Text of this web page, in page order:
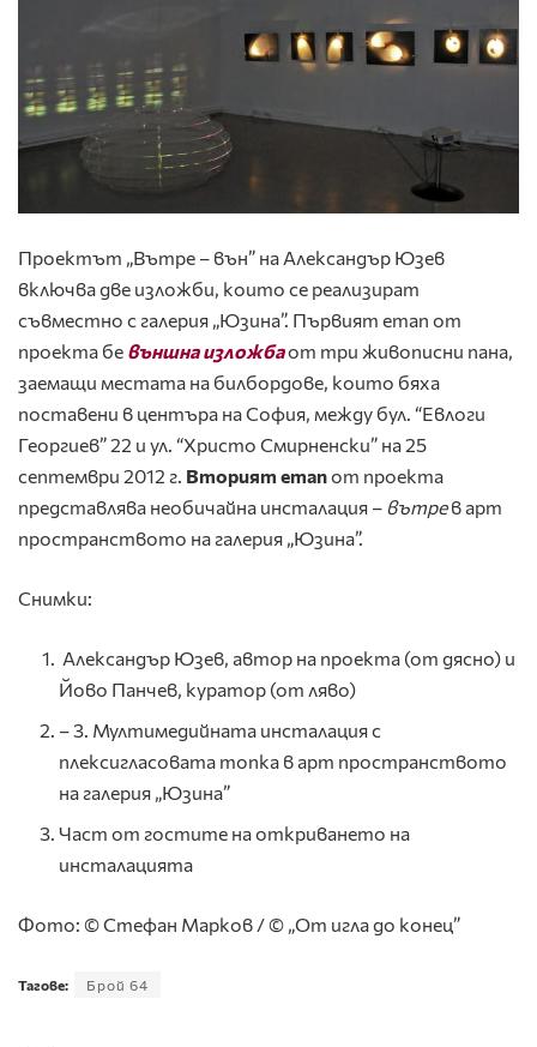
Проектът „Вътре – вън” на Александър Юзев
включва две изложби, които се реализират
съвместно с галерия „Юзина”. Първият етап от
проекта бе външна изложбаот три живописни пана,
заемащи местата на билбордове, които бяха
поставени в центъра на София, между бул. “Евлоги
Георгиев” 22 и ул. “Христо Смирненски” на 25
септември 2012 г. Вторият етапот проекта
представлява необичайна инсталация – вътрев арт
пространството на галерия „Юзина”.
Снимки:
Александър Юзев, автор на проекта (от дясно) и
Йово Панчев, куратор (от ляво)
– 3. Мултимедийната инсталация с
плексигласовата топка в арт пространството
на галерия „Юзина”
Част от гостите на откриването на
инсталацията
Фото: © Стефан Марков / © „От игла до конец”
Тагове: Брой 64